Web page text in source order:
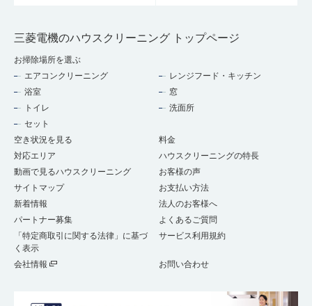
三菱電機のハウスクリーニング トップページ
お掃除場所を選ぶ
エアコンクリーニング
レンジフード・キッチン
浴室
窓
トイレ
洗面所
セット
空き状況を見る
料金
対応エリア
ハウスクリーニングの特長
動画で見るハウスクリーニング
お客様の声
サイトマップ
お支払い方法
新着情報
法人のお客様へ
パートナー募集
よくあるご質問
「特定商取引に関する法律」に基づ
く表示
サービス利用規約
会社情報 お問い合わせ